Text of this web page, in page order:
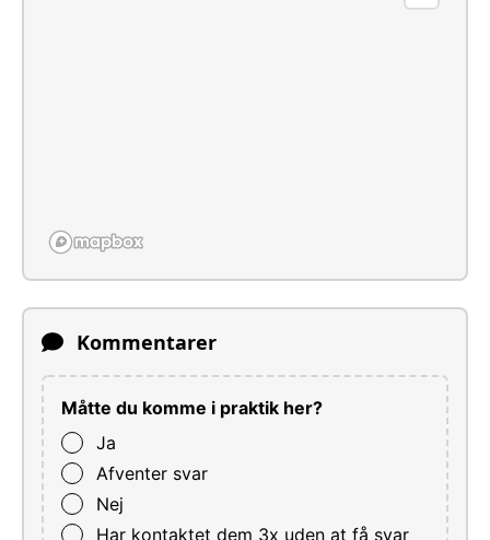
Kommentarer
Måtte du komme i praktik her?
Ja
Afventer svar
Nej
Har kontaktet dem 3x uden at få svar